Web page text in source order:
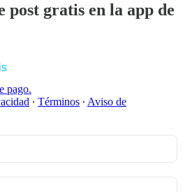
post gratis en la app de
pago.
∙ Términos ∙ Aviso de